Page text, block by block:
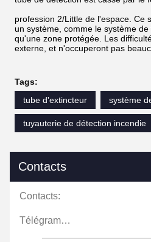
profession 2/Little de l'espace. Ce
un système, comme le système
qu'une zone protégée. Les
externe, et n'occuperont pas
Tags:
tube d'extincteur
système
tuyauterie de détection incendie
Contacts
Contacts:
Télégramme: